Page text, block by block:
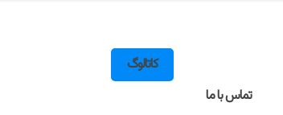
تماس با ما
کاتالوگ